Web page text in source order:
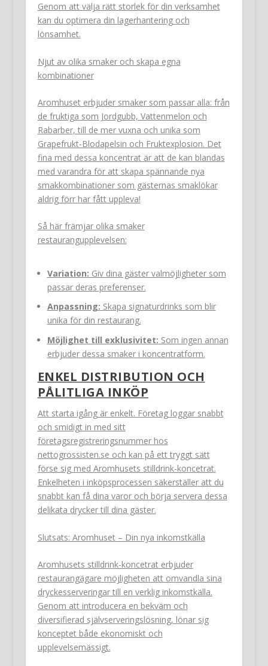
Genom att välja rätt storlek för din verksamhet
kan du optimera din lagerhantering och
lönsamhet.
Njut av olika smaker och skapa egna
kombinationer
Aromhuset erbjuder smaker som passar alla: från
de fruktiga som Jordgubb, Vattenmelon och
Rabarber, till de mer vuxna och unika som
Grapefrukt-Blodapelsin och Fruktexplosion. Det
fina med dessa koncentrat är att de kan blandas
med varandra för att skapa spännande nya
smakkombinationer som gästernas smaklökar
aldrig förr har fått uppleva!
Så här främjar olika smaker
restaurangupplevelsen:
Variation: Giv dina gäster valmöjligheter som
passar deras preferenser.
Anpassning: Skapa signaturdrinks som blir
unika för din restaurang.
Möjlighet till exklusivitet: Som ingen annan
erbjuder dessa smaker i koncentratform.
ENKEL DISTRIBUTION OCH
PÅLITLIGA INKÖP
Att starta igång är enkelt. Företag loggar snabbt
och smidigt in med sitt
företagsregistreringsnummer hos
nettogrossisten.se och kan på ett tryggt sätt
förse sig med Aromhusets stilldrink-koncetrat.
Enkelheten i inköpsprocessen säkerställer att du
snabbt kan få dina varor och börja servera dessa
delikata drycker till dina gäster.
Slutsats: Aromhuset – Din nya inkomstkälla
Aromhusets stilldrink-koncetrat erbjuder
restaurangägare möjligheten att omvandla sina
dryckesserveringar till en verklig inkomstkälla.
Genom att introducera en bekväm och
diversifierad självserveringslösning, lönar sig
konceptet både ekonomiskt och
upplevelsemässigt.